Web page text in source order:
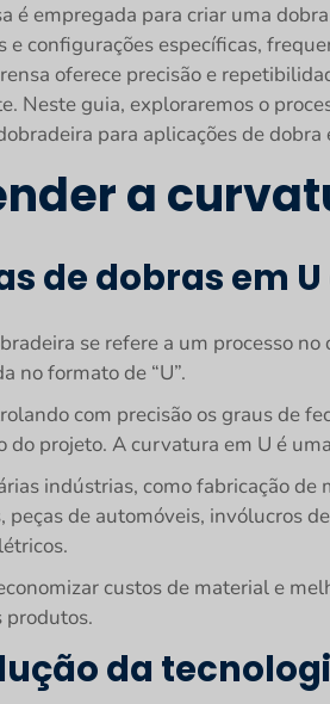
é empregada para criar uma
e configurações específicas,
oferece precisão e
Neste guia, exploraremos o
para aplicações de dobra
a
de dobras em
se refere a um processo
no formato de “U”.
com precisão os graus de
do projeto. A curvatura em U é
indústrias, como fabricação
de automóveis, invólucros
custos de material e
produtos.
da